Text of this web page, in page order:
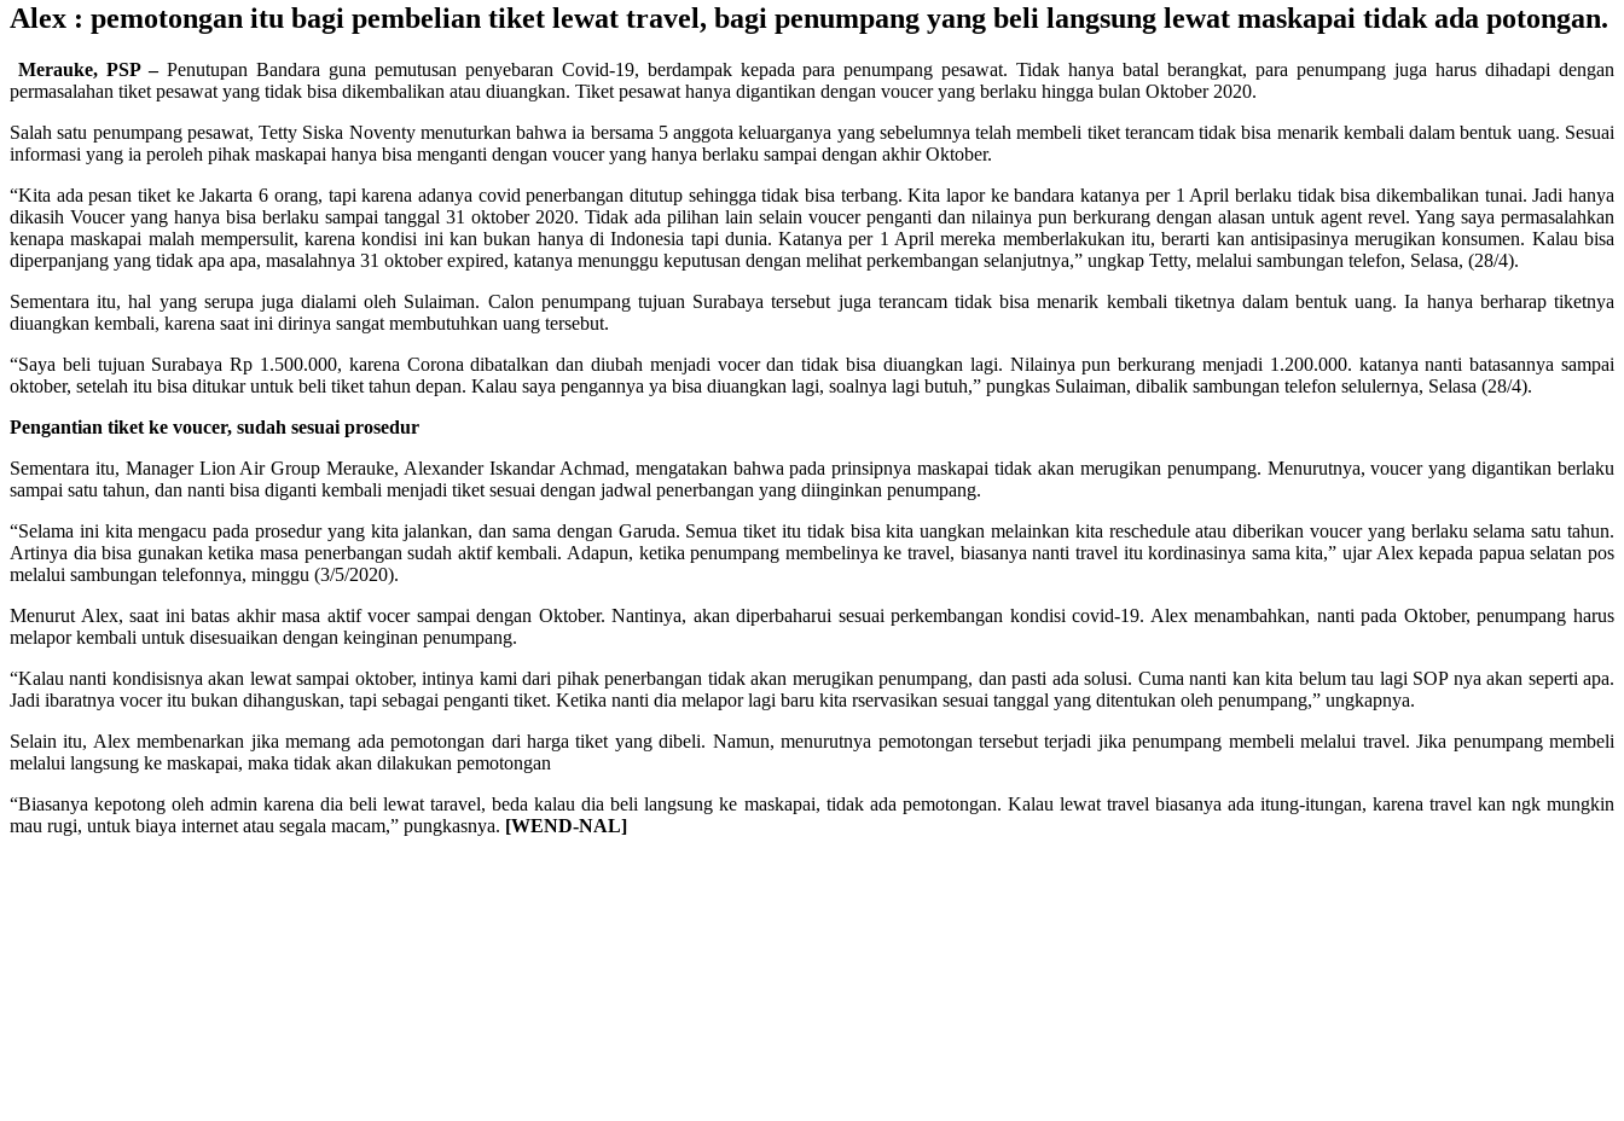
Alex : pemotongan itu bagi pembelian tiket lewat travel, bagi penumpang yang beli langsung lewat maskapai tidak ada potongan.
Merauke, PSP –Penutupan Bandara guna pemutusan penyebaran Covid-19, berdampak kepada para penumpang pesawat. Tidak hanya batal berangkat, para penumpang juga harus dihadapi dengan
permasalahan tiket pesawat yang tidak bisa dikembalikan atau diuangkan. Tiket pesawat hanya digantikan dengan voucer yang berlaku hingga bulan Oktober 2020.
Salah satu penumpang pesawat, Tetty Siska Noventy menuturkan bahwa ia bersama 5 anggota keluarganya yang sebelumnya telah membeli tiket terancam tidak bisa menarik kembali dalam bentuk uang. Sesuai
informasi yang ia peroleh pihak maskapai hanya bisa menganti dengan voucer yang hanya berlaku sampai dengan akhir Oktober.
“Kita ada pesan tiket ke Jakarta 6 orang, tapi karena adanya covid penerbangan ditutup sehingga tidak bisa terbang. Kita lapor ke bandara katanya per 1 April berlaku tidak bisa dikembalikan tunai. Jadi hanya
dikasih Voucer yang hanya bisa berlaku sampai tanggal 31 oktober 2020. Tidak ada pilihan lain selain voucer penganti dan nilainya pun berkurang dengan alasan untuk agent revel. Yang saya permasalahkan
kenapa maskapai malah mempersulit, karena kondisi ini kan bukan hanya di Indonesia tapi dunia. Katanya per 1 April mereka memberlakukan itu, berarti kan antisipasinya merugikan konsumen. Kalau bisa
diperpanjang yang tidak apa apa, masalahnya 31 oktober expired, katanya menunggu keputusan dengan melihat perkembangan selanjutnya,” ungkap Tetty, melalui sambungan telefon, Selasa, (28/4).
Sementara itu, hal yang serupa juga dialami oleh Sulaiman. Calon penumpang tujuan Surabaya tersebut juga terancam tidak bisa menarik kembali tiketnya dalam bentuk uang. Ia hanya berharap tiketnya
diuangkan kembali, karena saat ini dirinya sangat membutuhkan uang tersebut.
“Saya beli tujuan Surabaya Rp 1.500.000, karena Corona dibatalkan dan diubah menjadi vocer dan tidak bisa diuangkan lagi. Nilainya pun berkurang menjadi 1.200.000. katanya nanti batasannya sampai
oktober, setelah itu bisa ditukar untuk beli tiket tahun depan. Kalau saya pengannya ya bisa diuangkan lagi, soalnya lagi butuh,” pungkas Sulaiman, dibalik sambungan telefon selulernya, Selasa (28/4).
Pengantian tiket ke voucer, sudah sesuai prosedur
Sementara itu, Manager Lion Air Group Merauke, Alexander Iskandar Achmad, mengatakan bahwa pada prinsipnya maskapai tidak akan merugikan penumpang. Menurutnya, voucer yang digantikan berlaku
sampai satu tahun, dan nanti bisa diganti kembali menjadi tiket sesuai dengan jadwal penerbangan yang diinginkan penumpang.
“Selama ini kita mengacu pada prosedur yang kita jalankan, dan sama dengan Garuda. Semua tiket itu tidak bisa kita uangkan melainkan kita reschedule atau diberikan voucer yang berlaku selama satu tahun.
Artinya dia bisa gunakan ketika masa penerbangan sudah aktif kembali. Adapun, ketika penumpang membelinya ke travel, biasanya nanti travel itu kordinasinya sama kita,” ujar Alex kepada papua selatan pos
melalui sambungan telefonnya, minggu (3/5/2020).
Menurut Alex, saat ini batas akhir masa aktif vocer sampai dengan Oktober. Nantinya, akan diperbaharui sesuai perkembangan kondisi covid-19. Alex menambahkan, nanti pada Oktober, penumpang harus
melapor kembali untuk disesuaikan dengan keinginan penumpang.
“Kalau nanti kondisisnya akan lewat sampai oktober, intinya kami dari pihak penerbangan tidak akan merugikan penumpang, dan pasti ada solusi. Cuma nanti kan kita belum tau lagi SOP nya akan seperti apa.
Jadi ibaratnya vocer itu bukan dihanguskan, tapi sebagai penganti tiket. Ketika nanti dia melapor lagi baru kita rservasikan sesuai tanggal yang ditentukan oleh penumpang,” ungkapnya.
Selain itu, Alex membenarkan jika memang ada pemotongan dari harga tiket yang dibeli. Namun, menurutnya pemotongan tersebut terjadi jika penumpang membeli melalui travel. Jika penumpang membeli
melalui langsung ke maskapai, maka tidak akan dilakukan pemotongan
“Biasanya kepotong oleh admin karena dia beli lewat taravel, beda kalau dia beli langsung ke maskapai, tidak ada pemotongan. Kalau lewat travel biasanya ada itung-itungan, karena travel kan ngk mungkin
mau rugi, untuk biaya internet atau segala macam,” pungkasnya. [WEND-NAL]